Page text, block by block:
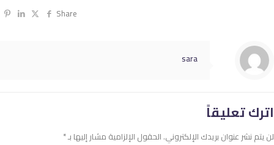
Share
sara
اترك تعليقاً
لن يتم نشر عنوان بريدك الإلكتروني. الحقول الإلزامية مشار إليها بـ*